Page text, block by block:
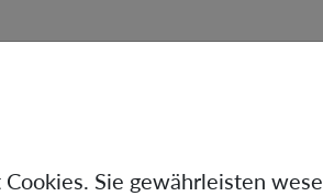
Sie gewährleisten